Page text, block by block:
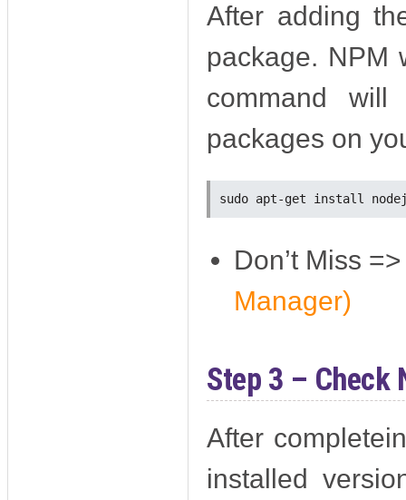
After adding
package. NPM
command
packages on
Don’t Miss
Manager)
Step 3 – Check
After
installed